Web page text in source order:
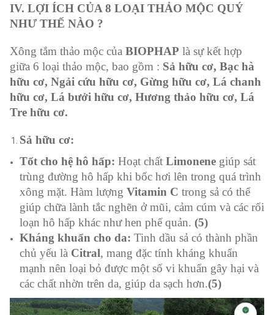
IV. LỢI ÍCH CỦA 8 LOẠI THẢO MỘC QUÝ
NHƯ THẾ NÀO ?
Xông tắm thảo mộc của BIOPHAP là sự kết hợp
giữa 6 loại thảo mộc, bao gồm : Sả hữu cơ, Bạc hà
hữu cơ, Ngải cứu hữu cơ, Gừng hữu cơ, Lá chanh
hữu cơ, Lá bưởi hữu cơ, Hương thảo hữu cơ, Lá
Tre hữu cơ.
Sả hữu cơ:
Tốt cho hệ hô hấp: Hoạt chất Limonene giúp sát
trùng đường hô hấp khi bốc hơi lên trong quá trình
xông mặt. Hàm lượng Vitamin C trong sả có thể
giúp chữa lành tắc nghẽn ở mũi, cảm cúm và các rối
loạn hô hấp khác như hen phế quản. (5)
Kháng khuẩn cho da: Tinh dầu sả có thành phần
chủ yếu là Citral, mang đặc tính kháng khuẩn
mạnh nên loại bỏ được một số vi khuẩn gây hại và
các chất nhờn trên da, giúp da sạch hơn.(5)